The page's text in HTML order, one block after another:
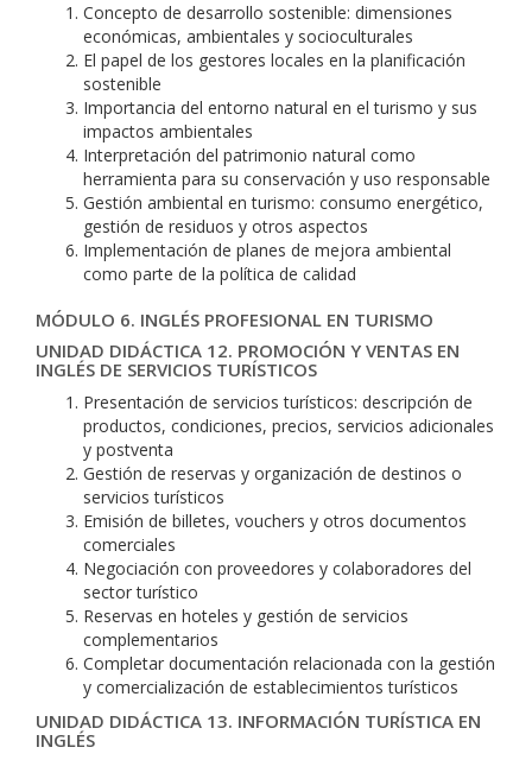
Concepto de desarrollo sostenible: dimensiones
económicas, ambientales y socioculturales
El papel de los gestores locales en la planificación
sostenible
Importancia del entorno natural en el turismo y sus
impactos ambientales
Interpretación del patrimonio natural como
herramienta para su conservación y uso responsable
Gestión ambiental en turismo: consumo energético,
gestión de residuos y otros aspectos
Implementación de planes de mejora ambiental
como parte de la política de calidad
MÓDULO 6. INGLÉS PROFESIONAL EN TURISMO
UNIDAD DIDÁCTICA 12. PROMOCIÓN Y VENTAS EN
INGLÉS DE SERVICIOS TURÍSTICOS
Presentación de servicios turísticos: descripción de
productos, condiciones, precios, servicios adicionales
y postventa
Gestión de reservas y organización de destinos o
servicios turísticos
Emisión de billetes, vouchers y otros documentos
comerciales
Negociación con proveedores y colaboradores del
sector turístico
Reservas en hoteles y gestión de servicios
complementarios
Completar documentación relacionada con la gestión
y comercialización de establecimientos turísticos
UNIDAD DIDÁCTICA 13. INFORMACIÓN TURÍSTICA EN
INGLÉS